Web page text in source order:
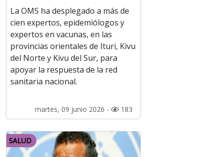
La OMS ha desplegado a más de
cien expertos, epidemiólogos y
expertos en vacunas, en las
provincias orientales de Ituri, Kivu
del Norte y Kivu del Sur, para
apoyar la respuesta de la red
sanitaria nacional.
martes, 09 junio 2026 - 183
SALUD